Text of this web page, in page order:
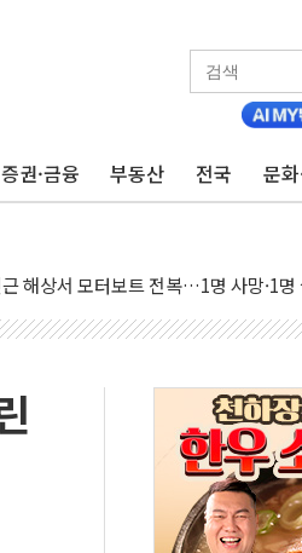
증권·금융 부동산 전국 문
가서 흉기 난동…60대 남성 2명 숨져
때문에 손해 보는 일 없게"…'결혼 페
피해자 기림의 날 참석..."국제적 시민
서 해루질 중 실종 60대 나흘만에 숨진
석에 '뻔뻔' 받아친 정청래…제주 연설
개편 재검토 지시…與 "적극 환영"·野 "
상 풍랑주의보…10일까지 최대 3.5m
열질환 사망 23명…정부, 비상대응기구
트 부양, 수도 베이징도 부동산 규제 철폐